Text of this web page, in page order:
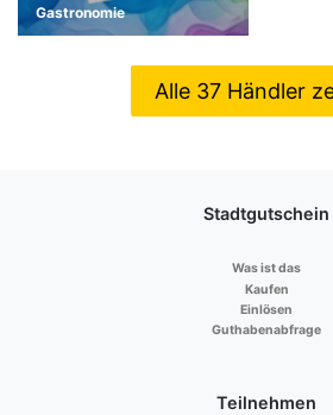
Gastronomie
Alle 37 Händler
Stadtgutschein
Was ist das
Kaufen
Einlösen
Guthabenabfrage
Teilnehmen